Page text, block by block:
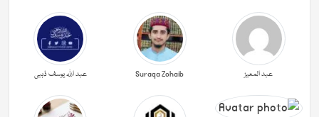
عبد المعیز Suraqa Zohaib عبد اللہ یوسف ذہبی